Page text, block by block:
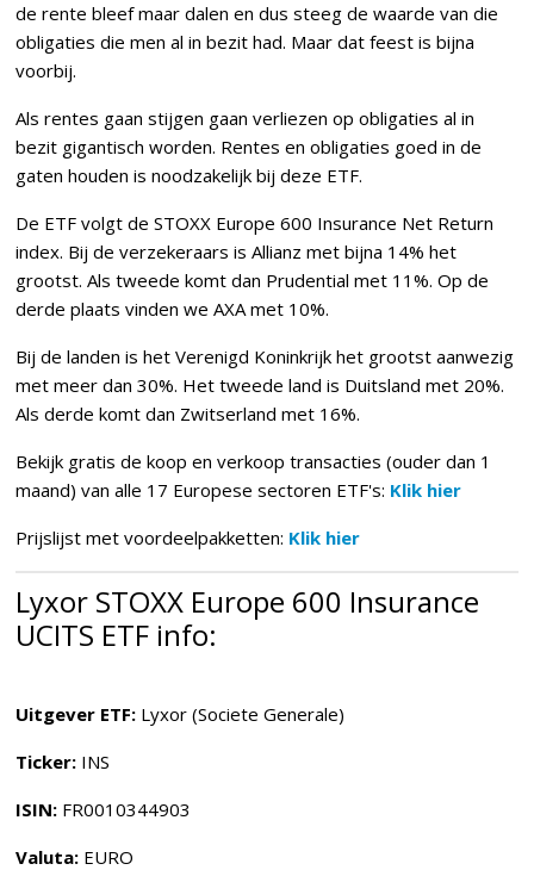
de rente bleef maar dalen en dus steeg de waarde van die
obligaties die men al in bezit had. Maar dat feest is bijna
voorbij.
Als rentes gaan stijgen gaan verliezen op obligaties al in
bezit gigantisch worden. Rentes en obligaties goed in de
gaten houden is noodzakelijk bij deze ETF.
De ETF volgt de STOXX Europe 600 Insurance Net Return
index. Bij de verzekeraars is Allianz met bijna 14% het
grootst. Als tweede komt dan Prudential met 11%. Op de
derde plaats vinden we AXA met 10%.
Bij de landen is het Verenigd Koninkrijk het grootst aanwezig
met meer dan 30%. Het tweede land is Duitsland met 20%.
Als derde komt dan Zwitserland met 16%.
Bekijk gratis de koop en verkoop transacties (ouder dan 1
maand) van alle 17 Europese sectoren ETF's: Klik hier
Prijslijst met voordeelpakketten: Klik hier
Lyxor STOXX Europe 600 Insurance
UCITS ETF info:
Uitgever ETF: Lyxor (Societe Generale)
Ticker: INS
ISIN: FR0010344903
Valuta: EURO